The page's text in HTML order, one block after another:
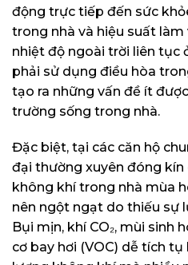
động trực tiếp đến sức
trong nhà và hiệu suất làm
nhiệt độ ngoài trời liên tục
phải sử dụng điều hòa
tạo ra những vấn đề ít
trường sống trong nhà.
Đặc biệt, tại các căn hộ
đại thường xuyên đóng kín
không khí trong nhà mùa
nên ngột ngạt do thiếu sự
Bụi mịn, khí CO₂, mùi sinh
cơ bay hơi (VOC) dễ tích